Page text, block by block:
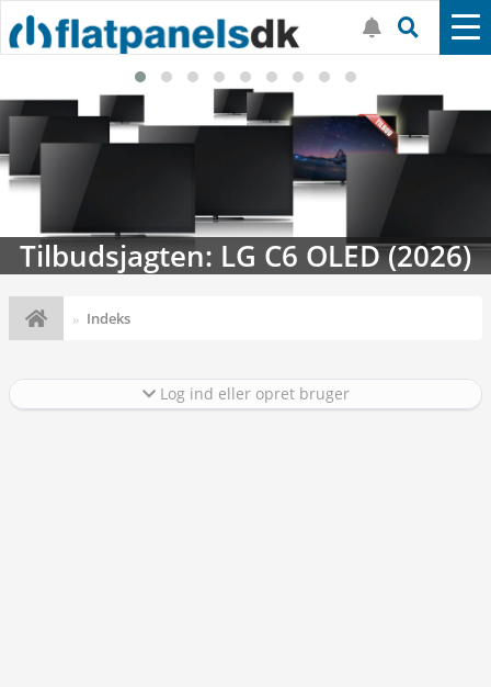
Tilbudsjagten: LG C6 OLED (2026)
Indeks
Log ind eller opret bruger